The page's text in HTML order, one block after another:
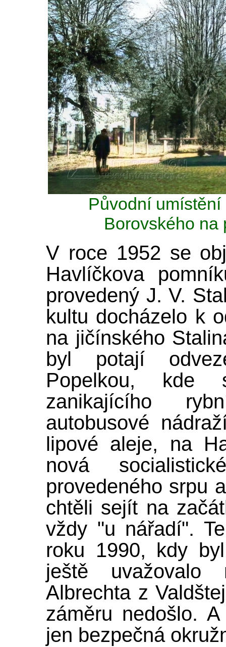
Původní
Borovského na
V roce 1952 se
Havlíčkova
provedený J. V.
kultu docházelo k
na jičínského
byl potají
Popelkou, kde
zanikajícího
autobusové
lipové aleje, na
nová
provedeného srpu
chtěli sejít na
vždy "u nářadí".
roku 1990, kdy
ještě uvažovalo
Albrechta z
záměru nedošlo.
jen bezpečná